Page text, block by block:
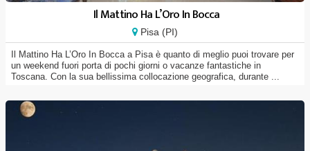
Il Mattino Ha L’Oro In Bocca
Pisa (PI)
Il Mattino Ha L’Oro In Bocca a Pisa è quanto di meglio puoi trovare per
un weekend fuori porta di pochi giorni o vacanze fantastiche in
Toscana. Con la sua bellissima collocazione geografica, durante ...